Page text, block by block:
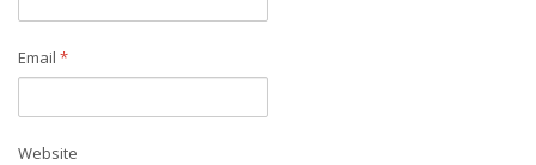
Email *
Website